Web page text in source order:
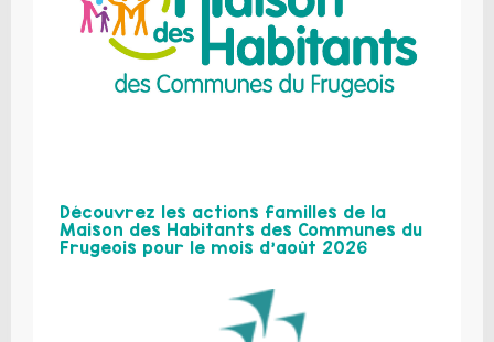
Découvrez les actions familles de la
Maison des Habitants des Communes du
Frugeois pour le mois d’août 2026